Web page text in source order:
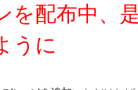
を配布中、
うに